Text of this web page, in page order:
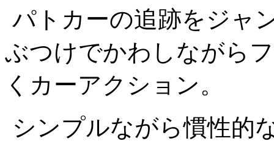
パトカーの追跡をジャ
ぶつけでかわしながら
くカーアクション。
シンプルながら慣性的